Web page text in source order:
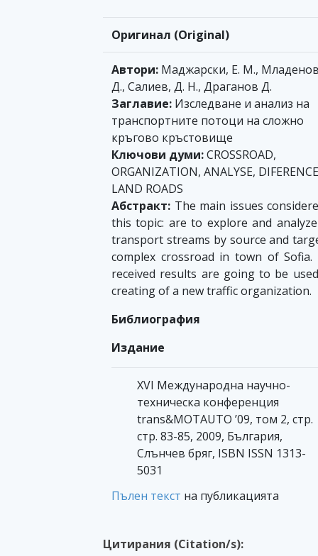
Оригинал (Original)
Автори: Маджарски, Е. М.,
Д., Салиев, Д. Н., Драганов Д.
Заглавие: Изследване и анализ на
транспортните потоци на сложно
кръгово кръстовище
Ключови думи:CROSSROAD,
ORGANIZATION, ANALYSE,
LAND ROADS
Абстракт: The main issues
this topic: аre to explore and
transport streams by source and
complex crossroad in town of Sofia.
received results are going to be
creating of a new traffic organization.
Библиография
Издание
XVI Международна научно-
техническа конференция
trans&MOTAUTO ’09, том 2, стр.
стр. 83-85, 2009, България,
Слънчев бряг, ISBN ISSN 1313-
5031
Пълен текст на публикацията
Цитирания (Citation/s):